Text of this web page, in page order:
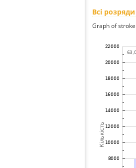
Всі розряди
Graph of